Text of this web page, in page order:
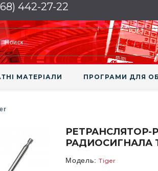
442-27-22
МАТЕРІАЛИ ПРОГРАМИ ДЛЯ
РЕТРАНСЛЯТОР-
РАДИОСИГНАЛА
Модель: Tiger